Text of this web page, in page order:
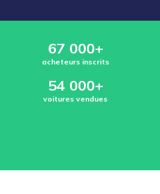
67 000+
acheteurs inscrits
54 000+
voitures vendues